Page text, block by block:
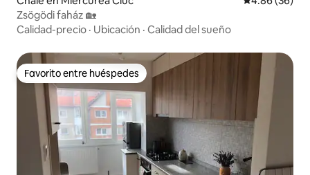
Zsögödi faház 🏡
Calidad-precio · Ubicación · Calidad del sueño
Favorito entre huéspedes
Favorito entre huéspedes